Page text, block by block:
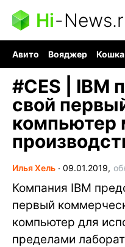
Hi-
Авито Вояджер Кошка
#CES | IBM
свой
компьютер
Илья Хель ∙ 09.01.2019,
Компания IBM
первый
компьютер для
пределами